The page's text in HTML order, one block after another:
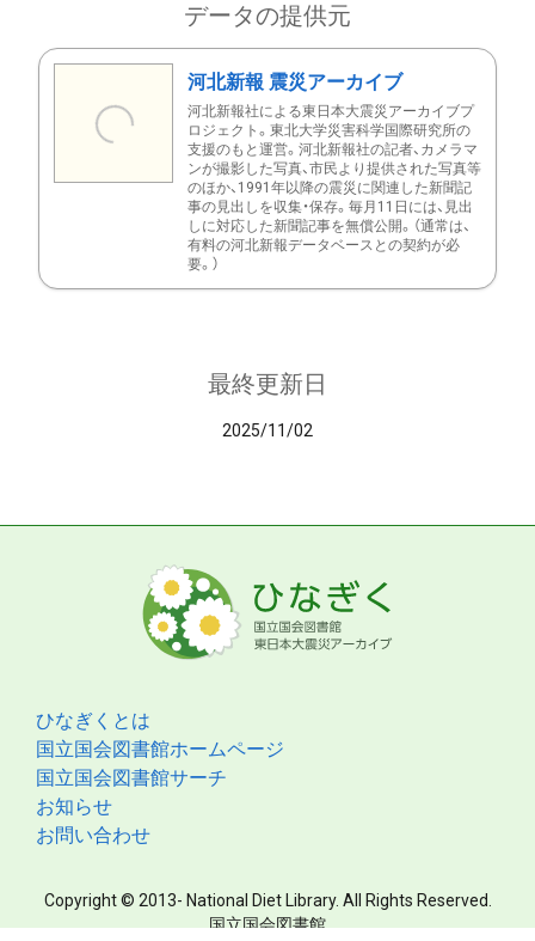
データの提供元
河北新報 震災アーカイブ
河北新報社による東日本大震災アーカイブプ
ロジェクト。東北大学災害科学国際研究所の
支援のもと運営。河北新報社の記者、カメラマ
ンが撮影した写真、市民より提供された写真等
のほか、1991年以降の震災に関連した新聞記
事の見出しを収集・保存。毎月11日には、見出
しに対応した新聞記事を無償公開。（通常は、
有料の河北新報データベースとの契約が必
要。）
最終更新日
2025/11/02
ひなぎくとは
国立国会図書館ホームページ
国立国会図書館サーチ
お知らせ
お問い合わせ
Copyright © 2013- National Diet Library. All Rights Reserved.